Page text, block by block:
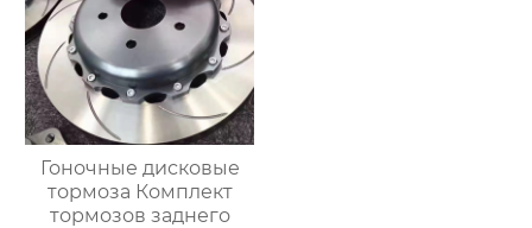
Гоночные дисковые
тормоза Комплект
тормозов заднего